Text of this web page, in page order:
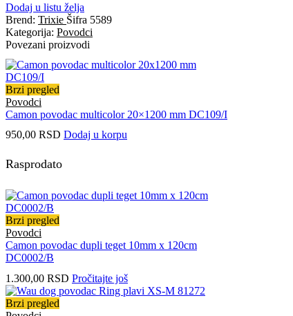
Dodaj u listu želja
Brend: Trixie Šifra 5589
Kategorija: Povodci
Povezani proizvodi
Brzi pregled
Povodci
Camon povodac multicolor 20×1200 mm DC109/I
950,00 RSD Dodaj u korpu
Rasprodato
Brzi pregled
Povodci
Camon povodac dupli teget 10mm x 120cm
DC0002/B
1.300,00 RSD Pročitajte još
Brzi pregled